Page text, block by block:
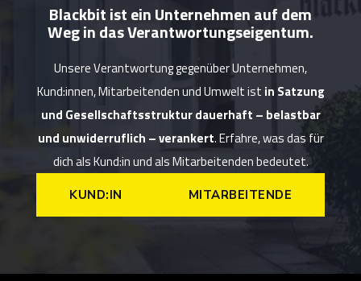
Blackbit ist ein Unternehmen auf dem
Weg in das Verantwortungseigentum.
Unsere Verantwortung gegenüber Unternehmen,
Kund:innen, Mitarbeitenden und Umwelt ist in Satzung
und Gesellschaftsstruktur dauerhaft – belastbar
und unwiderruflich – verankert. Erfahre, was das für
dich als Kund:in und als Mitarbeitenden bedeutet.
KUND:IN MITARBEITENDE